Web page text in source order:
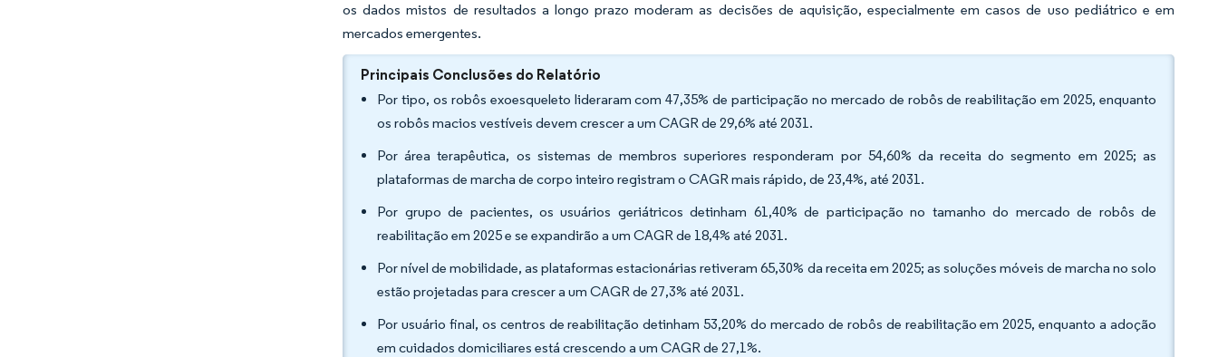
os dados mistos de resultados a longo prazo moderam as decisões de aquisição, especialmente em casos de uso pediátrico e em
mercados emergentes.
Principais Conclusões do Relatório
Por tipo, os robôs exoesqueleto lideraram com 47,35% de participação no mercado de robôs de reabilitação em 2025, enquanto
os robôs macios vestíveis devem crescer a um CAGR de 29,6% até 2031.
Por área terapêutica, os sistemas de membros superiores responderam por 54,60% da receita do segmento em 2025; as
plataformas de marcha de corpo inteiro registram o CAGR mais rápido, de 23,4%, até 2031.
Por grupo de pacientes, os usuários geriátricos detinham 61,40% de participação no tamanho do mercado de robôs de
reabilitação em 2025 e se expandirão a um CAGR de 18,4% até 2031.
Por nível de mobilidade, as plataformas estacionárias retiveram 65,30% da receita em 2025; as soluções móveis de marcha no solo
estão projetadas para crescer a um CAGR de 27,3% até 2031.
Por usuário final, os centros de reabilitação detinham 53,20% do mercado de robôs de reabilitação em 2025, enquanto a adoção
em cuidados domiciliares está crescendo a um CAGR de 27,1%.